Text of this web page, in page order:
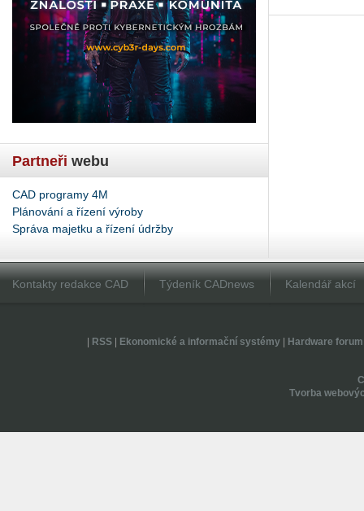
Partneři webu
CAD programy 4M
Plánování a řízení výroby
Správa majetku a řízení údržby
Kontakty redakce CAD Týdeník CADnews Kalendář akcí
RSS| Ekonomické a informační systémy| Hardware forum
Tvorba